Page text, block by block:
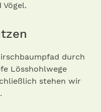
durch
Lösshohlwege
stehen wir